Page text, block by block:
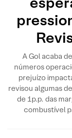
A Gol acaba
números
prejuízo
revisou algumas
de 1p.p. das
combustível